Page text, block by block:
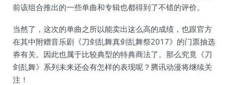
前该组合推出的一些单曲和专辑也都得到了不错的评价。
当然了，这次的单曲之所以能卖出这么高的成绩，也跟官方
在其中附赠音乐剧《刀剑乱舞真剑乱舞祭2017》的门票抽选
券有关。因此也属于比较典型的特典商法了。那么究竟《刀
剑乱舞》系列未来还会有怎样的表现呢？腾讯动漫将继续关
注！